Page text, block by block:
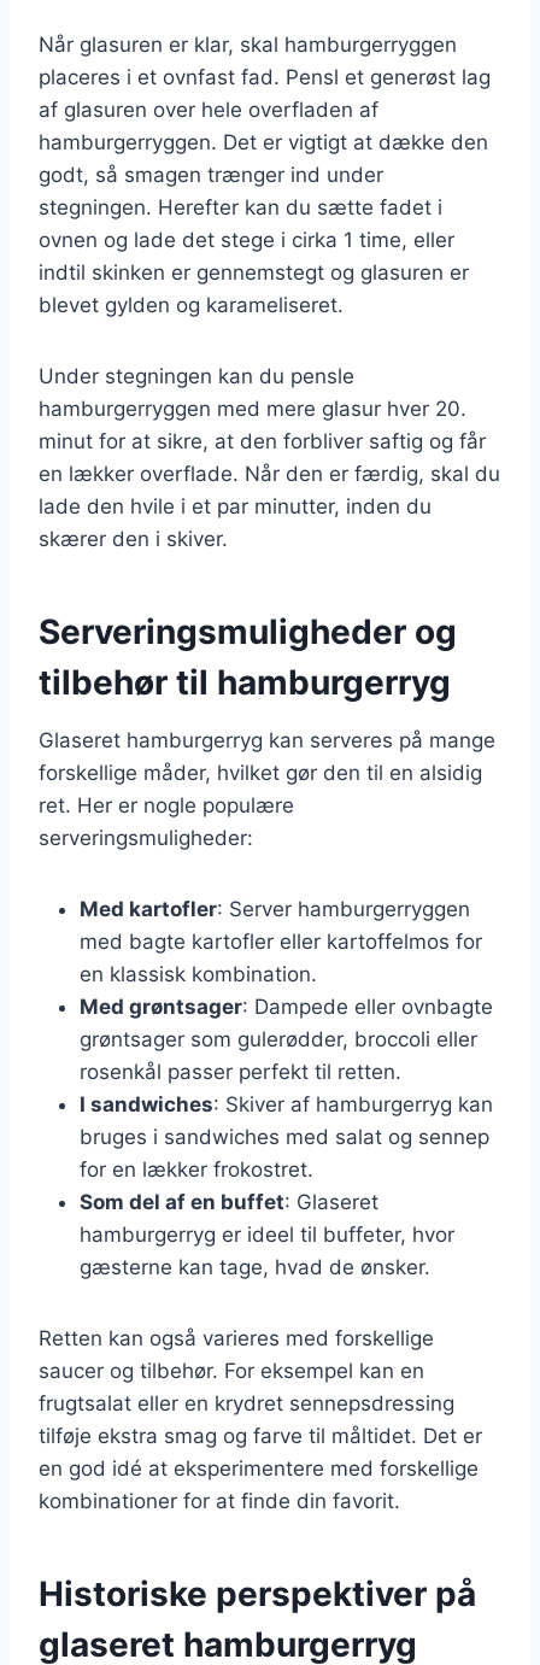
Når glasuren er klar, skal hamburgerryggen
placeres i et ovnfast fad. Pensl et generøst lag
af glasuren over hele overfladen af
hamburgerryggen. Det er vigtigt at dække den
godt, så smagen trænger ind under
stegningen. Herefter kan du sætte fadet i
ovnen og lade det stege i cirka 1 time, eller
indtil skinken er gennemstegt og glasuren er
blevet gylden og karameliseret.
Under stegningen kan du pensle
hamburgerryggen med mere glasur hver 20.
minut for at sikre, at den forbliver saftig og får
en lækker overflade. Når den er færdig, skal du
lade den hvile i et par minutter, inden du
skærer den i skiver.
Serveringsmuligheder og
tilbehør til hamburgerryg
Glaseret hamburgerryg kan serveres på mange
forskellige måder, hvilket gør den til en alsidig
ret. Her er nogle populære
serveringsmuligheder:
Med kartofler: Server hamburgerryggen
med bagte kartofler eller kartoffelmos for
en klassisk kombination.
Med grøntsager: Dampede eller ovnbagte
grøntsager som gulerødder, broccoli eller
rosenkål passer perfekt til retten.
I sandwiches: Skiver af hamburgerryg kan
bruges i sandwiches med salat og sennep
for en lækker frokostret.
Som del af en buffet: Glaseret
hamburgerryg er ideel til buffeter, hvor
gæsterne kan tage, hvad de ønsker.
Retten kan også varieres med forskellige
saucer og tilbehør. For eksempel kan en
frugtsalat eller en krydret sennepsdressing
tilføje ekstra smag og farve til måltidet. Det er
en god idé at eksperimentere med forskellige
kombinationer for at finde din favorit.
Historiske perspektiver på
glaseret hamburgerryg